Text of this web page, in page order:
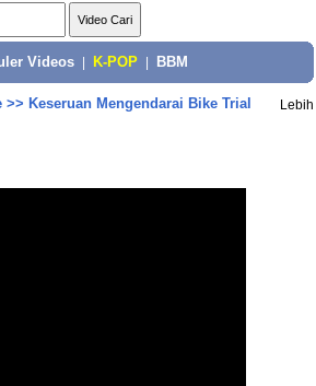
Videos K-POP BBM
>> Keseruan Mengendarai Bike Trial Lebih